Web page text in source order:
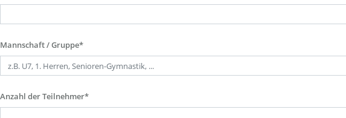
Mannschaft / Gruppe*
Anzahl der Teilnehmer*